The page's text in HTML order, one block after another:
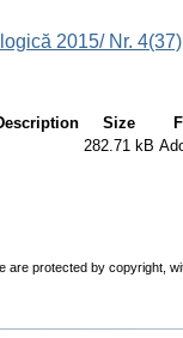
2015/ Nr. 4(37)
Size
282.71 kB
are protected by copyright,